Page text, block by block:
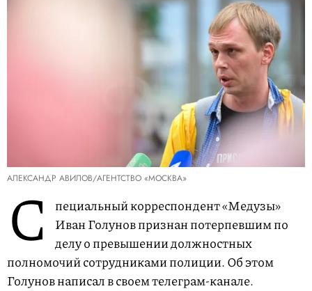
АЛЕКСАНДР АВИЛОВ/АГЕНТСТВО «МОСКВА»
С
пециальный корреспондент «Медузы»
Иван Голунов признан потерпевшим по
делу о превышении должностных
полномочий сотрудниками полиции. Об этом
Голунов написал в своем телеграм-канале.